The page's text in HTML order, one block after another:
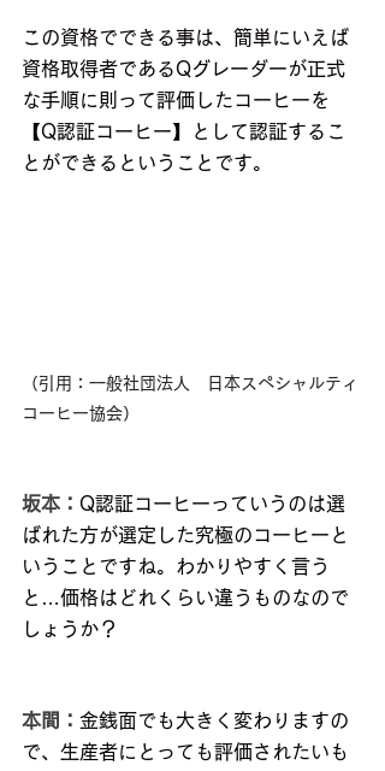
この資格でできる事は、簡単にいえば
資格取得者であるQグレーダーが正式
な手順に則って評価したコーヒーを
【Q認証コーヒー】として認証するこ
とができるということです。
（引用：一般社団法人　日本スペシャルティ
コーヒー協会）
坂本： Q認証コーヒーっていうのは選
ばれた方が選定した究極のコーヒーと
いうことですね。わかりやすく言う
と…価格はどれくらい違うものなので
しょうか？
本間： 金銭面でも大きく変わりますの
で、生産者にとっても評価されたいも